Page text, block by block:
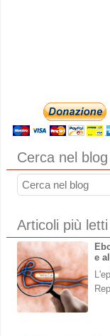
Cerca nel blog
Articoli più letti
e